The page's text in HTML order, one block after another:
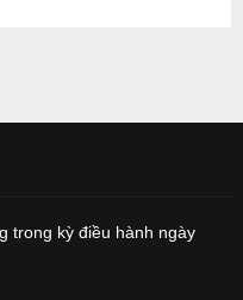
trong kỳ điều hành ngày